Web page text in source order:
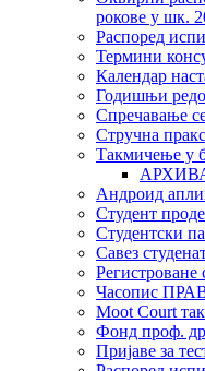
рокове у шк.
Распоред
Термини
Календар
Годишњи
Спречавање
Стручна
Такмичење у
АРХИВА
Андроид
Студент
Студентски
Савез
Регистроване
Часопис
Moot Court
Фонд проф.
Пријаве за